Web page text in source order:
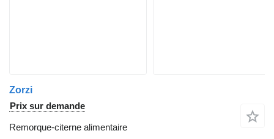
Zorzi
Prix sur demande
Remorque-citerne alimentaire